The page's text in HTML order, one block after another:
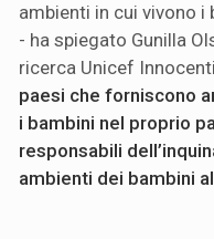
ambienti in cui vivono
- ha spiegato Gunilla
ricerca Unicef
paesi che forniscono
i bambini nel proprio
responsabili
ambienti dei bambini